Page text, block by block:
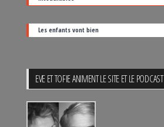
Les enfants vont bien
EVE ET TOFIE ANIMENT LE SITE ET LE PODCAST